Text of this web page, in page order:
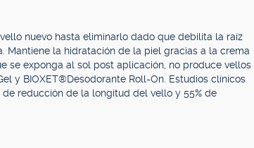
nuevo hasta eliminarlo dado que debilita la raíz
Mantiene la hidratación de la piel gracias a la crema
se exponga al sol post aplicación, no produce vellos
y BIOXET®Desodorante Roll-On. Estudios clínicos
reducción de la longitud del vello y 55% de